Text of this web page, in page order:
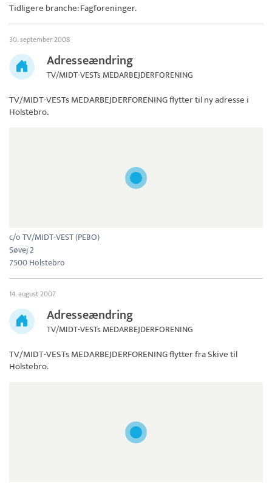
Tidligere branche: Fagforeninger.
30. september 2008
Adresseændring
TV/MIDT-VESTs MEDARBEJDERFORENING
TV/MIDT-VESTs MEDARBEJDERFORENINGflytter til ny adresse i
Holstebro.
c/o TV/MIDT-VEST (PEBO)
Søvej 2
7500 Holstebro
14. august 2007
Adresseændring
TV/MIDT-VESTs MEDARBEJDERFORENING
TV/MIDT-VESTs MEDARBEJDERFORENINGflytter fra Skive til
Holstebro.